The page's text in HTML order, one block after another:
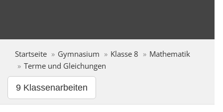
Startseite Gymnasium Klasse 8
Mathematik
Terme und Gleichungen
9 Klassenarbeiten